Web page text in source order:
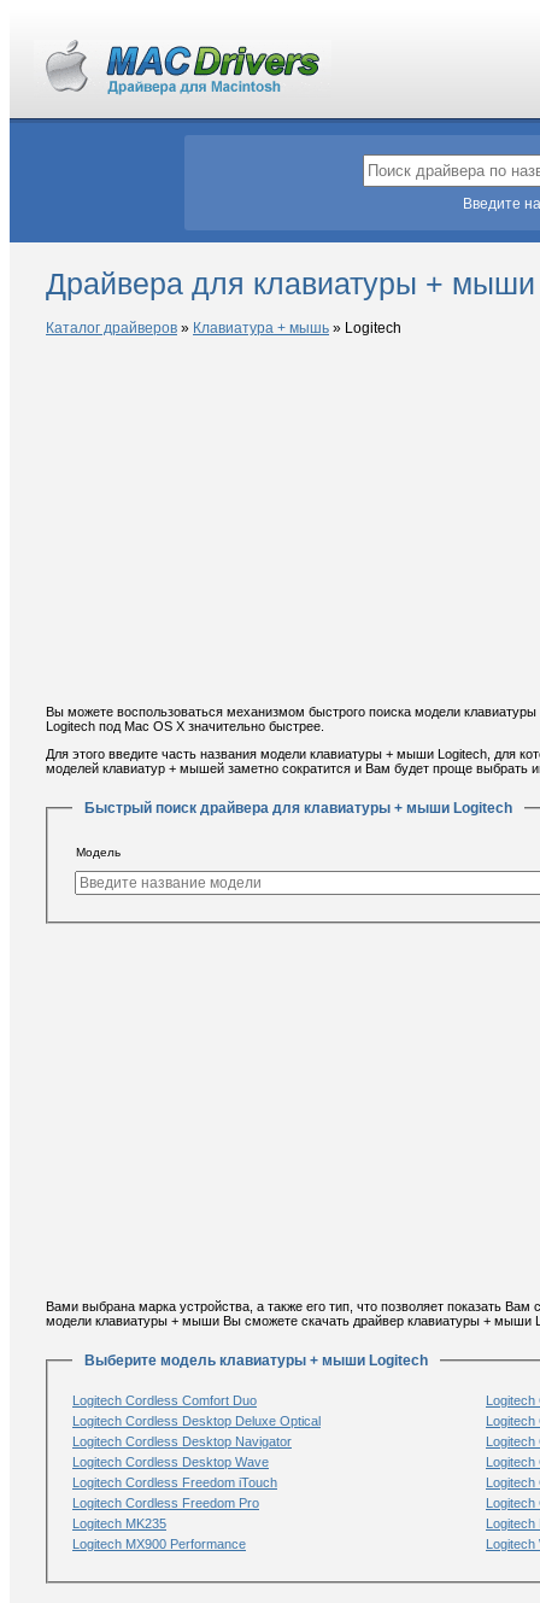
Введите
Драйвера для клавиатуры +
Каталог драйверов » Клавиатура + мышь » Logitech
Вы можете воспользоваться механизмом быстрого поиска модели
Logitech под Mac OS X значительно быстрее.
Для этого введите часть названия модели клавиатуры + мыши Logitech, для
моделей клавиатур + мышей заметно сократится и Вам будет проще
Быстрый поиск драйвера для клавиатуры + мыши Logitech
Модель
Вами выбрана марка устройства, а также его тип, что позволяет показать
модели клавиатуры + мыши Вы сможете скачать драйвер клавиатуры + мыши
Выберите модель клавиатуры + мыши Logitech
Logitech Cordless Comfort Duo
Logitech
Logitech Cordless Desktop Deluxe Optical
Logitech
Logitech Cordless Desktop Navigator
Logitech
Logitech Cordless Desktop Wave
Logitech
Logitech Cordless Freedom iTouch
Logitech
Logitech Cordless Freedom Pro
Logitech
Logitech MK235
Logitech
Logitech MX900 Performance
Logitech